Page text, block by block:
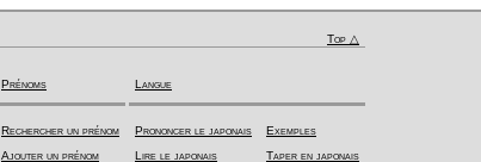
Top △
Prénoms
Rechercher un prénom
Ajouter un prénom
Langue
Prononcer le japonais
Lire le japonais
Exemples
Taper en japonais